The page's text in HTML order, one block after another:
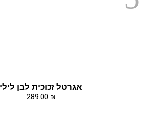
אגרטל זכוכית לבן לילי
289.00 ₪